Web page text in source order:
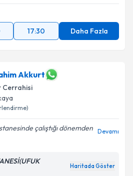
17:30 Daha Fazla
Akkurt
Cerrahisi
çalıştığı dönemden Devamı
Haritada Göster